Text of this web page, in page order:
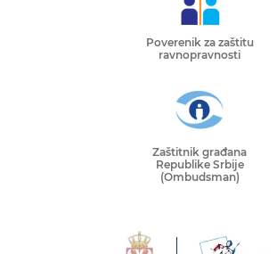
Poverenik za zaštitu
ravnopravnosti
Zaštitnik građana
Republike Srbije
(Ombudsman)